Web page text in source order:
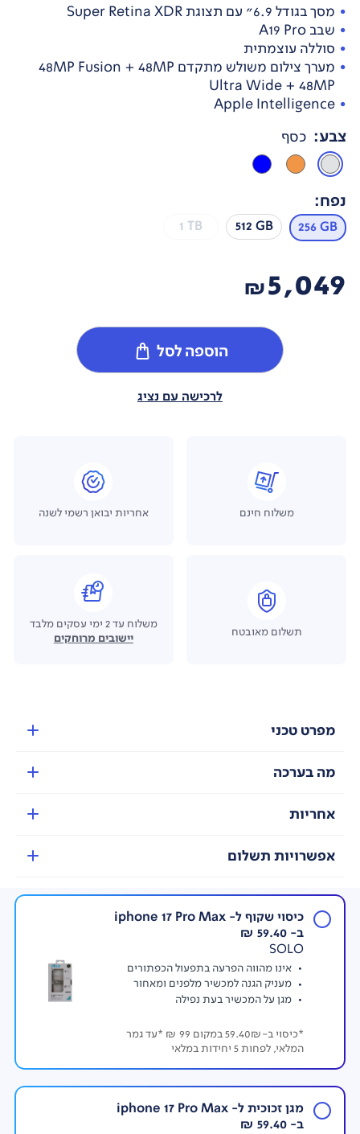
מסך בגודל 6.9" עם תצוגת Super Retina XDR
שבב A19 Pro
סוללה עוצמתית
מערך צילום משולש מתקדם 48MP Fusion + 48MP
Ultra Wide + 48MP
Apple Intelligence
צבע: כסף
נפח:
256 GB
512 GB
1 TB
5,049
₪
הוספה לסל
לרכישה עם נציג
משלוח חינם אחריות יבואן רשמי לשנה
תשלום מאובטח
משלוח עד 2 ימי עסקים מלבד
יישובים מרוחקים
מפרט טכני
מה בערכה
אחריות
אפשרויות תשלום
כיסוי שקוף ל- iphone 17 Pro Max
ב- 59.40 ₪
SOLO
אינו מהווה הפרעה בתפעול הכפתורים
מעניק הגנה למכשיר מלפנים ומאחור
מגן על המכשיר בעת נפילה
*כיסוי ב-59.40₪ במקום 99 ₪ *עד גמר
המלאי, לפחות 5 יחידות במלאי
מגן זכוכית ל- iphone 17 Pro Max
ב- 59.40 ₪